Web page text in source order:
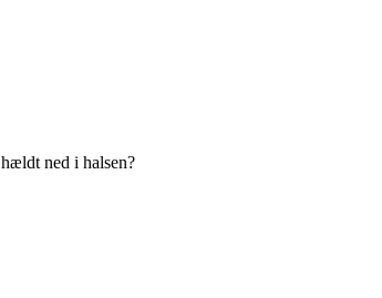
ned i halsen?